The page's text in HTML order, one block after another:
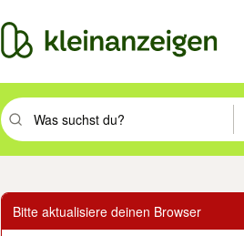
Suchbegriff eingeben. Eingabetaste
Bitte aktualisiere deinen Browser